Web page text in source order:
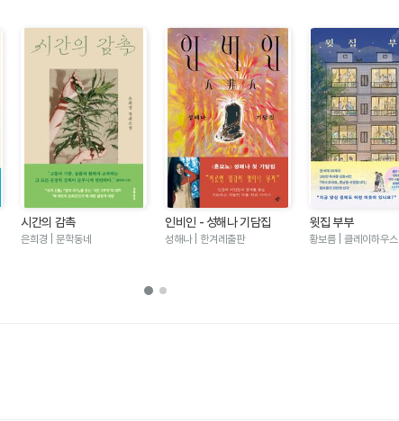
시간의 감촉
은희경 | 문학동네
인비인 - 성해나 기담집
성해나 | 한겨레출판
윗집 부부
황보름 | 클레이하우스